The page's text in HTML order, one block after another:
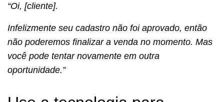
“Oi, [cliente].
Infelizmente seu cadastro não foi aprovado, então
não poderemos finalizar a venda no momento. Mas
você pode tentar novamente em outra
oportunidade.”